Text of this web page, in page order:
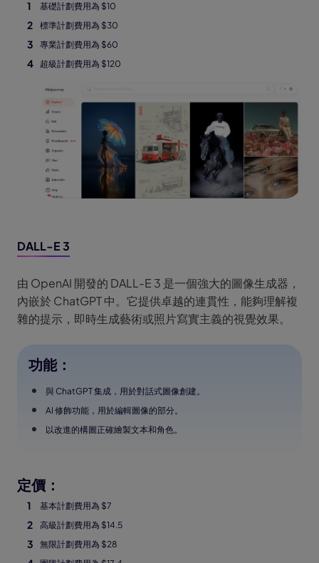
基礎計劃費用為 $10
標準計劃費用為 $30
專業計劃費用為 $60
超級計劃費用為 $120
DALL-E 3
由 OpenAI 開發的 DALL-E 3 是一個強大的圖像生成器，
內嵌於 ChatGPT 中。它提供卓越的連貫性，能夠理解複
雜的提示，即時生成藝術或照片寫實主義的視覺效果。
功能：
與 ChatGPT 集成，用於對話式圖像創建。
AI 修飾功能，用於編輯圖像的部分。
以改進的構圖正確繪製文本和角色。
定價：
基本計劃費用為 $7
高級計劃費用為 $14.5
無限計劃費用為 $28